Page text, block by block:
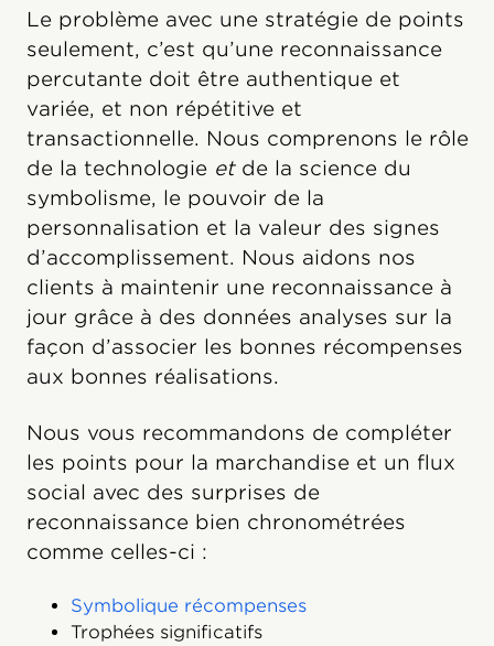
Le problème avec une stratégie de points
seulement, c’est qu’une reconnaissance
percutante doit être authentique et
variée, et non répétitive et
transactionnelle. Nous comprenons le rôle
de la technologie et de la science du
symbolisme, le pouvoir de la
personnalisation et la valeur des signes
d’accomplissement. Nous aidons nos
clients à maintenir une reconnaissance à
jour grâce à des données analyses sur la
façon d’associer les bonnes récompenses
aux bonnes réalisations.
Nous vous recommandons de compléter
les points pour la marchandise et un flux
social avec des surprises de
reconnaissance bien chronométrées
comme celles-ci :
Symbolique récompenses
Trophées significatifs